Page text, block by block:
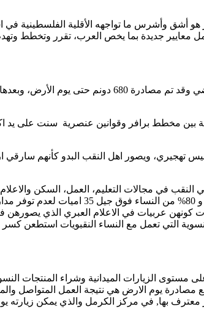
جديدة بما يخص العرب، تقرر وتخطط
بعد يوم الأرض سنة 76 استطاعت الجماهير العربية التصدي
مخطط برافر وقوانين عنصرية سنت على يد اكثر
تهجيري، ويصور اهل النقب البدو كأنهم
في مجالات التعليم، العمل، السكن
سياسة الدولة اتجاه المرأة النقبوية حيث
كونهن عربيات في الاعلام العبري الذي
النسوية التي تعمل مع النساء النقبويات
الزيارات الميدانية وشراء المنتجات
يوم الارض هي نتيجة العمل المتواصل
بها, في مركز الكرمل والذي يمكن زيارته